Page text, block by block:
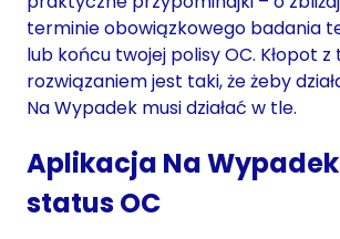
terminie obowiązkowego badania
lub końcu twojej polisy OC. Kłopot
rozwiązaniem jest taki, że żeby
Na Wypadek musi działać w tle.
Aplikacja Na
status OC